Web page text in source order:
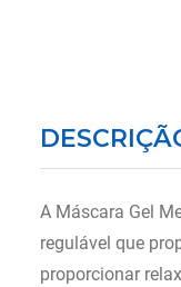
A Máscara Gel
regulável que
proporcionar